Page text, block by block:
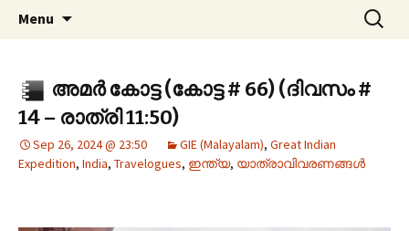
Menu
Search
for:
അമർ കോട്ട (കോട്ട # 66) (ദിവസം #
14 – രാത്രി 11:50)
Sep 26, 2024 @ 23:50 GIE (Malayalam), Great Indian
Expedition, India, Travelogues, ഇന്ത്യ, യാത്രാവിവരണങ്ങൾ